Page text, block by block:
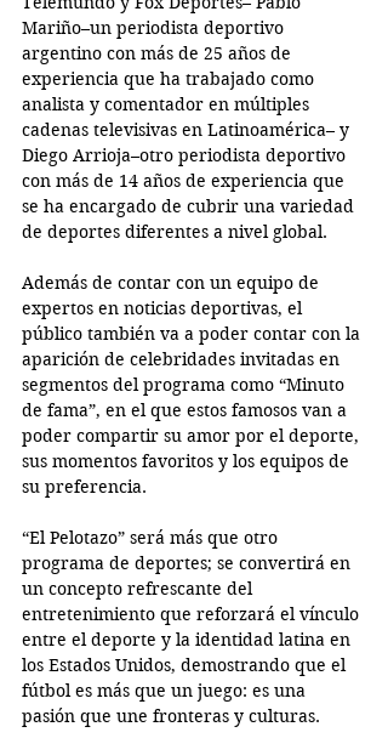
Mariño–un periodista deportivo
argentino con más de 25 años de
experiencia que ha trabajado como
analista y comentador en múltiples
cadenas televisivas en Latinoamérica– y
Diego Arrioja–otro periodista deportivo
con más de 14 años de experiencia que
se ha encargado de cubrir una variedad
de deportes diferentes a nivel global.
Además de contar con un equipo de
expertos en noticias deportivas, el
público también va a poder contar con la
aparición de celebridades invitadas en
segmentos del programa como “Minuto
de fama”, en el que estos famosos van a
poder compartir su amor por el deporte,
sus momentos favoritos y los equipos de
su preferencia.
“El Pelotazo” será más que otro
programa de deportes; se convertirá en
un concepto refrescante del
entretenimiento que reforzará el vínculo
entre el deporte y la identidad latina en
los Estados Unidos, demostrando que el
fútbol es más que un juego: es una
pasión que une fronteras y culturas.